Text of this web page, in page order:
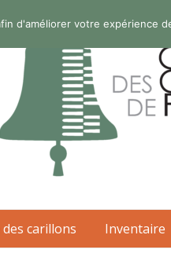
des carillons Inventaire
d'améliorer votre expérience